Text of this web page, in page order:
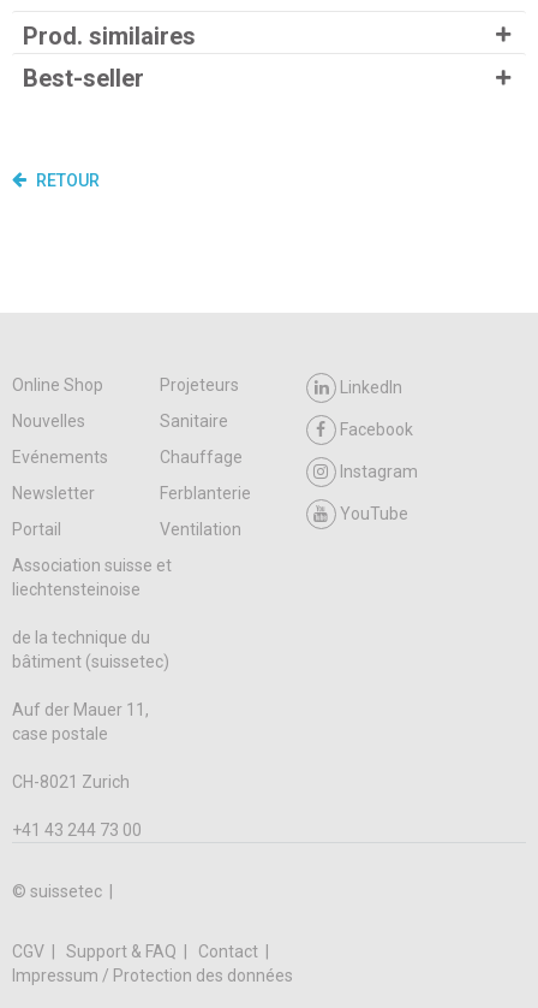
Prod. similaires
Best-seller
RETOUR
Online Shop
Projeteurs
Nouvelles
Sanitaire
Evénements
Chauffage
Newsletter
Ferblanterie
Portail
Ventilation
LinkedIn
Facebook
Instagram
YouTube
Association suisse et
liechtensteinoise
de la technique du
bâtiment (suissetec)
Auf der Mauer 11,
case postale
CH-8021 Zurich
+41 43 244 73 00
© suissetec |
CGV Support & FAQ
Contact
Impressum / Protection des données